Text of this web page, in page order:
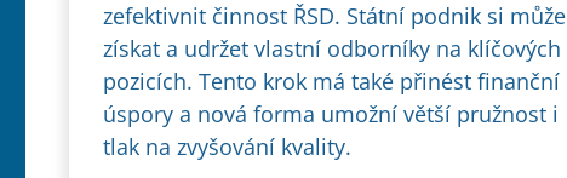
zefektivnit činnost ŘSD. Státní podnik si může
získat a udržet vlastní odborníky na klíčových
pozicích. Tento krok má také přinést finanční
úspory a nová forma umožní větší pružnost i
tlak na zvyšování kvality.